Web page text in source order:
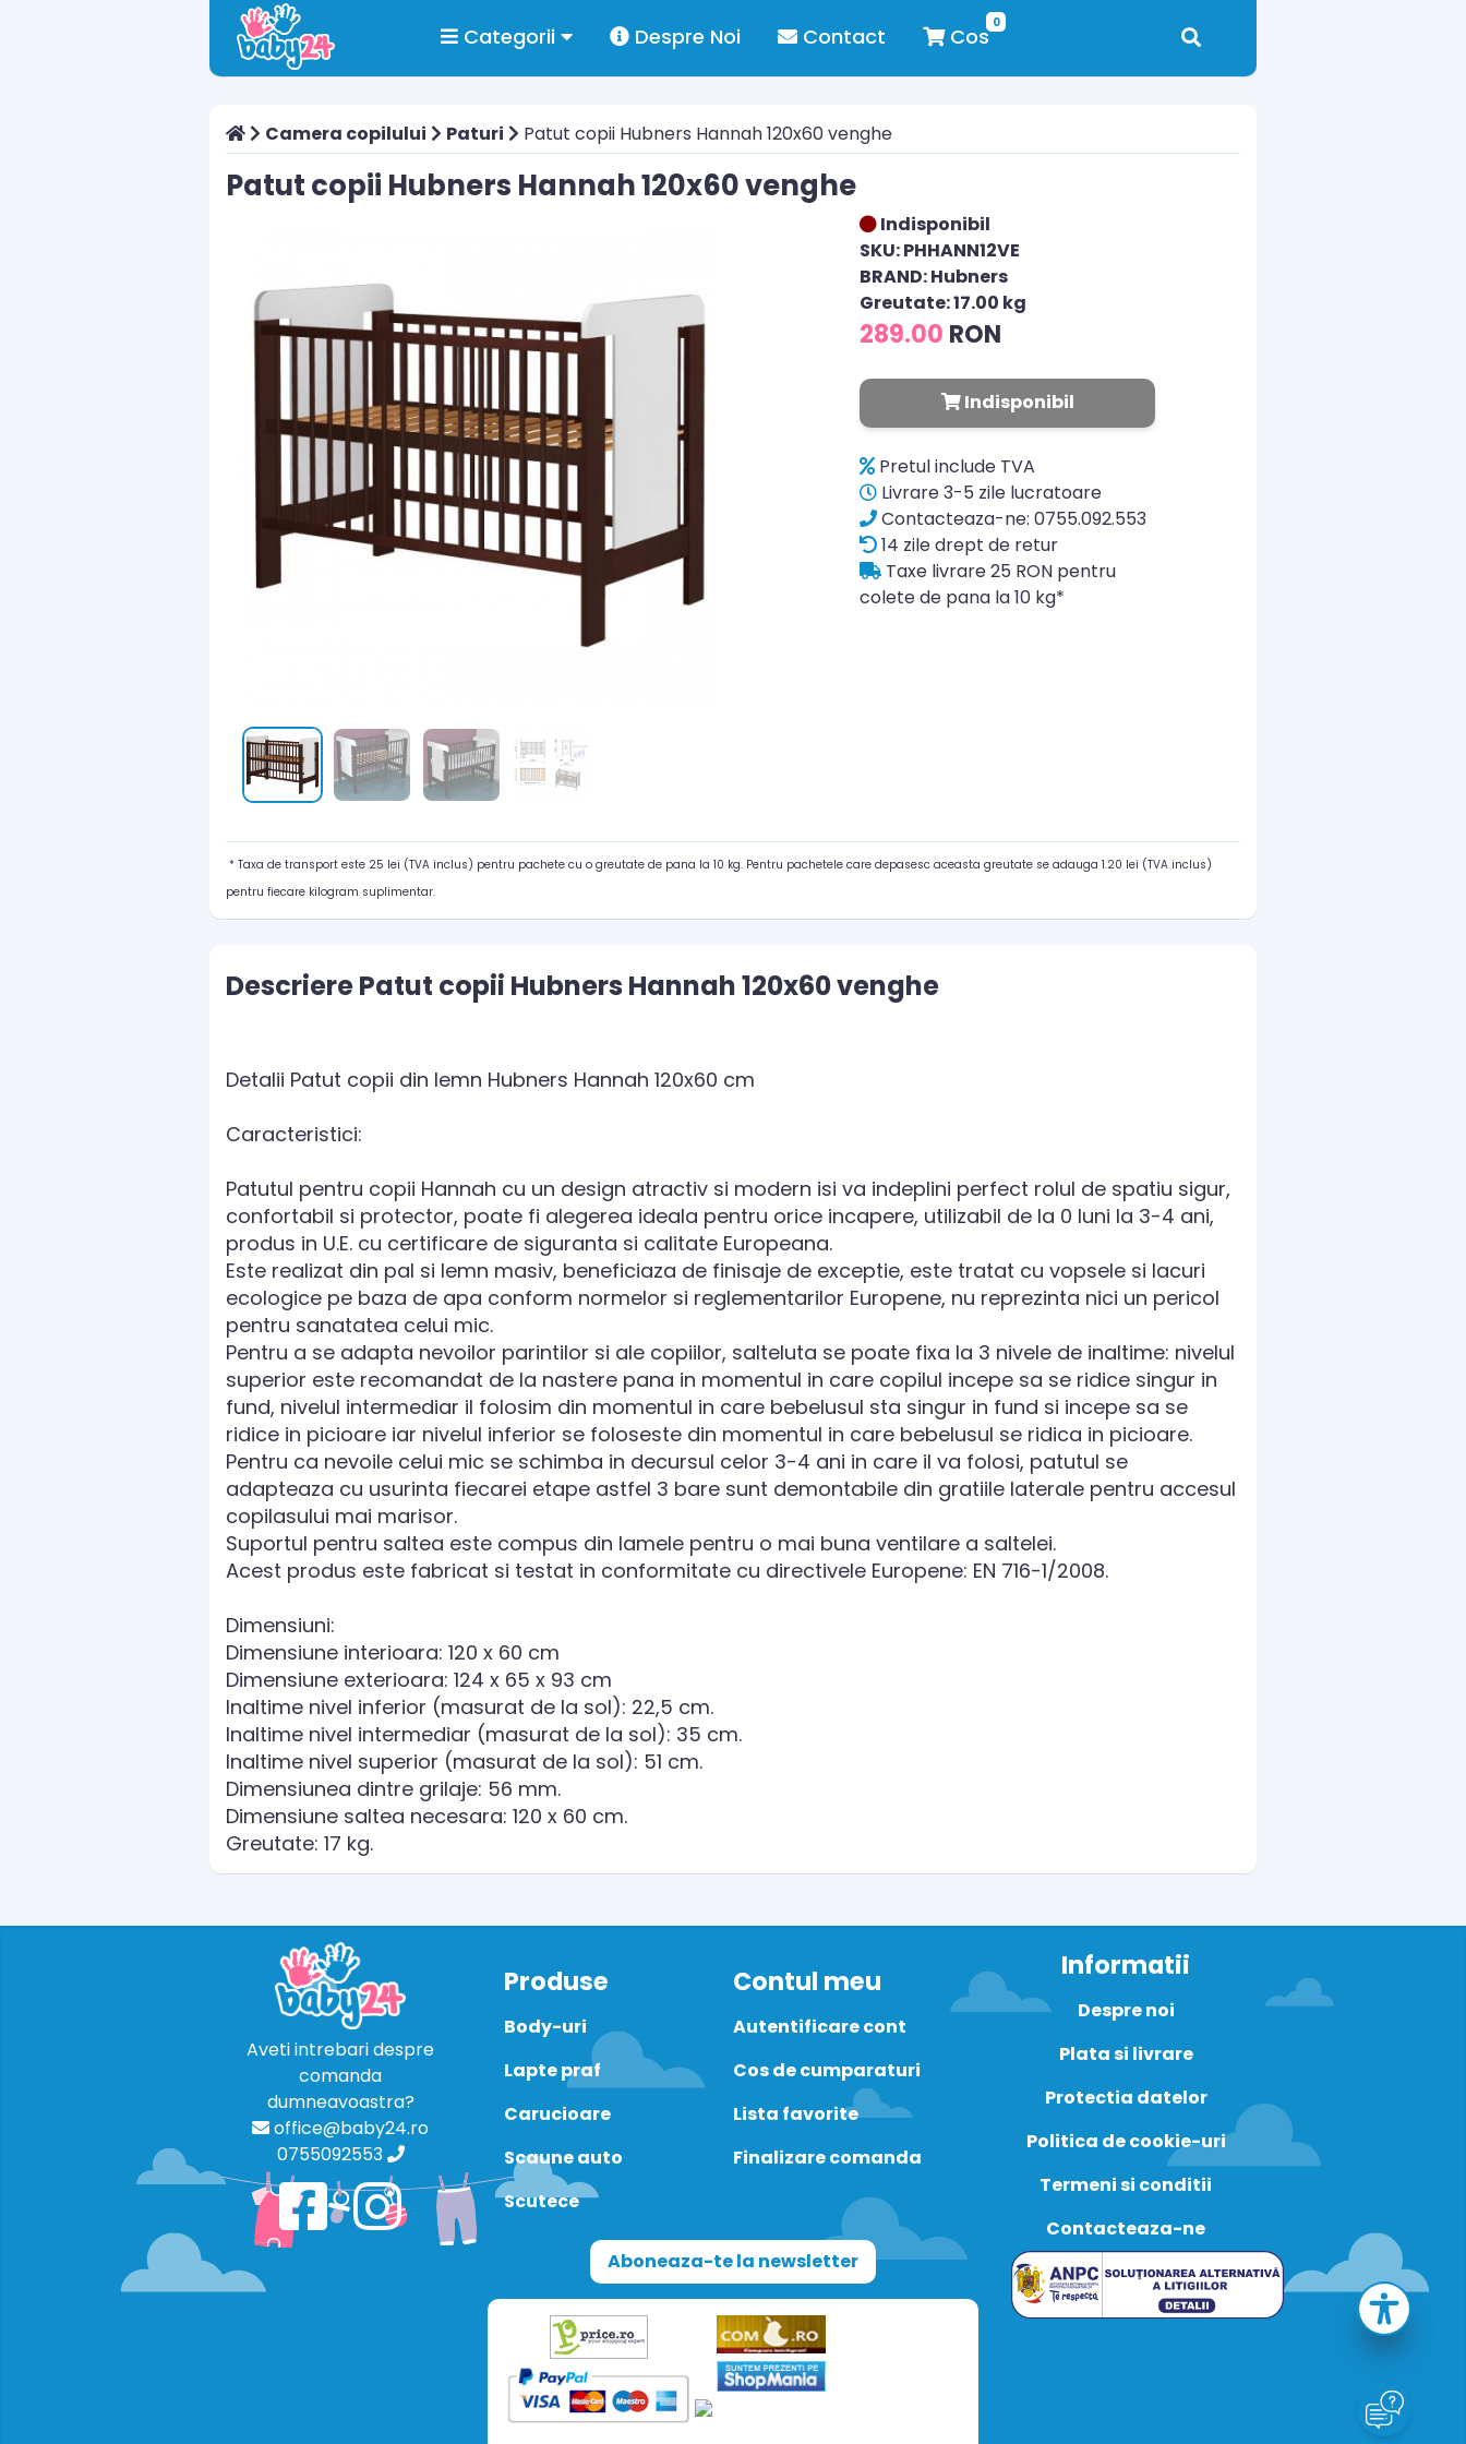
Categorii Despre Noi Contact
0
Cos
Camera copilului Paturi Patut copii Hubners Hannah 120x60 venghe
Patut copii Hubners Hannah 120x60 venghe
Indisponibil
SKU: PHHANN12VE
BRAND: Hubners
Greutate: 17.00 kg
289.00 RON
Indisponibil
Pretul include TVA
Livrare 3-5 zile lucratoare
Contacteaza-ne: 0755.092.553
14 zile drept de retur
Taxe livrare 25 RON pentru
colete de pana la 10 kg*
* Taxa de transport este 25 lei (TVA inclus) pentru pachete cu o greutate de pana la 10 kg. Pentru pachetele care depasesc aceasta greutate se adauga 1.20 lei (TVA inclus)
pentru fiecare kilogram suplimentar.
Descriere Patut copii Hubners Hannah 120x60 venghe
Detalii Patut copii din lemn Hubners Hannah 120x60 cm
Caracteristici:
Patutul pentru copii Hannah cu un design atractiv si modern isi va indeplini perfect rolul de spatiu sigur,
confortabil si protector, poate fi alegerea ideala pentru orice incapere, utilizabil de la 0 luni la 3-4 ani,
produs in U.E. cu certificare de siguranta si calitate Europeana.
Este realizat din pal si lemn masiv, beneficiaza de finisaje de exceptie, este tratat cu vopsele si lacuri
ecologice pe baza de apa conform normelor si reglementarilor Europene, nu reprezinta nici un pericol
pentru sanatatea celui mic.
Pentru a se adapta nevoilor parintilor si ale copiilor, salteluta se poate fixa la 3 nivele de inaltime: nivelul
superior este recomandat de la nastere pana in momentul in care copilul incepe sa se ridice singur in
fund, nivelul intermediar il folosim din momentul in care bebelusul sta singur in fund si incepe sa se
ridice in picioare iar nivelul inferior se foloseste din momentul in care bebelusul se ridica in picioare.
Pentru ca nevoile celui mic se schimba in decursul celor 3-4 ani in care il va folosi, patutul se
adapteaza cu usurinta fiecarei etape astfel 3 bare sunt demontabile din gratiile laterale pentru accesul
copilasului mai marisor.
Suportul pentru saltea este compus din lamele pentru o mai buna ventilare a saltelei.
Acest produs este fabricat si testat in conformitate cu directivele Europene: EN 716-1/2008.
Dimensiuni:
Dimensiune interioara: 120 x 60 cm
Dimensiune exterioara: 124 x 65 x 93 cm
Inaltime nivel inferior (masurat de la sol): 22,5 cm.
Inaltime nivel intermediar (masurat de la sol): 35 cm.
Inaltime nivel superior (masurat de la sol): 51 cm.
Dimensiunea dintre grilaje: 56 mm.
Dimensiune saltea necesara: 120 x 60 cm.
Greutate: 17 kg.
Aveti intrebari despre
comanda
dumneavoastra?
office@baby24.ro
0755092553
Produse
Body-uri
Lapte praf
Carucioare
Scaune auto
Scutece
Contul meu
Autentificare cont
Cos de cumparaturi
Lista favorite
Finalizare comanda
Aboneaza-te la newsletter
Informatii
Despre noi
Plata si livrare
Protectia datelor
Politica de cookie-uri
Termeni si conditii
Contacteaza-ne